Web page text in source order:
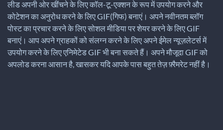
लीड अपनी ओर खींचने के लिए कॉल-टू-एक्शन के रूप में उपयोग करने और
कोटेशन का अनुरोध करने के लिए GIF(गिफ) बनाएं। अपने नवीनतम ब्लॉग
पोस्ट का प्रचार करने के लिए सोशल मीडिया पर शेयर करने के लिए GIF
बनाएं। आप अपने ग्राहकों को संलग्न करने के लिए अपने ईमेल न्यूज़लेटर्स में
उपयोग करने के लिए एनिमेटेड GIF भी बना सकते हैं। अपने मौजूदा GIF को
अपलोड करना आसान है, खासकर यदि आपके पास बहुत तेज़ फ़्रैमरेट नहीं है।